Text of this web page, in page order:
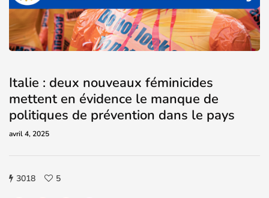
Italie : deux nouveaux féminicides
mettent en évidence le manque de
politiques de prévention dans le pays
avril 4, 2025
3018 5